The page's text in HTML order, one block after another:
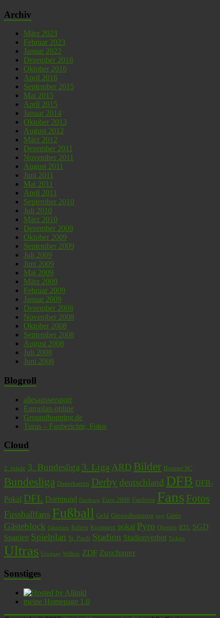
Archiv
März 2023
Februar 2023
Januar 2022
Dezember 2018
Oktober 2016
April 2016
September 2015
Mai 2015
April 2015
Januar 2014
Oktober 2013
August 2012
März 2012
Dezember 2011
November 2011
August 2011
Juni 2011
Mai 2011
April 2011
September 2010
Juli 2010
März 2010
Dezember 2009
Oktober 2009
September 2009
Juli 2009
Juni 2009
Mai 2009
März 2009
Februar 2009
Januar 2009
Dezember 2008
November 2008
Oktober 2008
September 2008
August 2008
Juli 2008
Juni 2008
Blogroll
allesaussersport
Europlan-online
Groundhopping.de
Turus – Fanberichte, Fotos
Cloud
2. runde 3. Bundesliga 3. Liga ARD Bilder Bonner SC
Bundesliga Dauerkarten Derby deutschland DFB DFB-
Pokal DFL Dortmund Duisburg Euro 2008 Fanfotos Fans Fotos
Fussballfans Fußball Geld Groundhopping gvp Gäste
Gästeblock Gästefans Italien Kommerz pokal Pyro Quoten RTL SGD
Spanien Spielplan St. Pauli Stadion Stadionverbot Tickets
Ultras Uruguay Willkür ZDF Zuschauer
Sonstiges
meine Homepage 1.0